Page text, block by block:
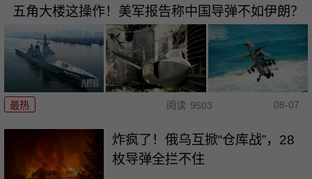
五角大楼这操作！美军报告称中国导弹不如伊朗？
最热 阅读 9503 08-07
炸疯了！俄乌互掀“仓库战”，28
枚导弹全拦不住